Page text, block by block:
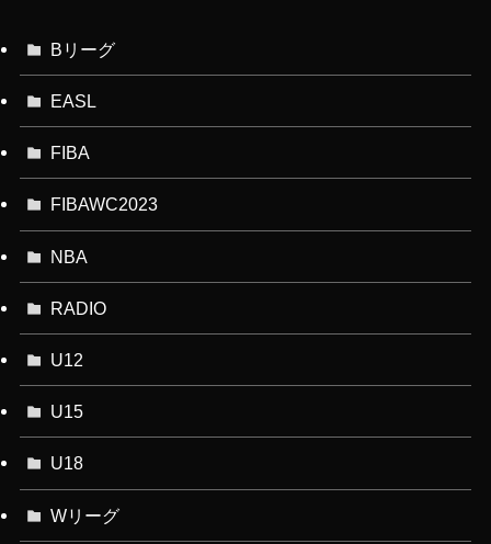
Bリーグ
EASL
FIBA
FIBAWC2023
NBA
RADIO
U12
U15
U18
Wリーグ